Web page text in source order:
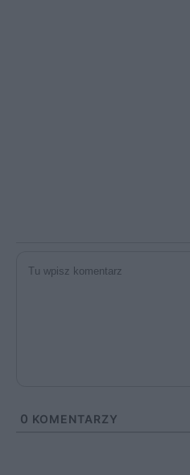
0 KOMENTARZY